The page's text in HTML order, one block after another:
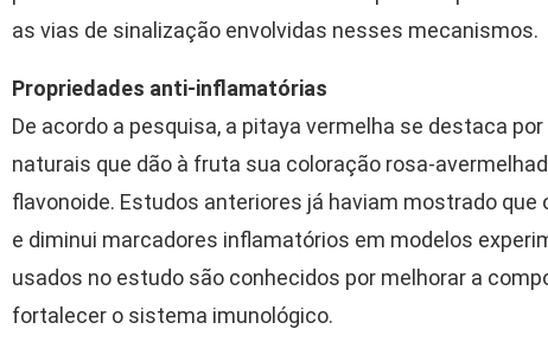
as vias de sinalização envolvidas nesses mecanismos.
Propriedades anti-inflamatórias
De acordo a pesquisa, a pitaya vermelha se destaca
naturais que dão à fruta sua coloração rosa-
flavonoide. Estudos anteriores já haviam mostrado
e diminui marcadores inflamatórios em modelos
usados no estudo são conhecidos por melhorar a
fortalecer o sistema imunológico.